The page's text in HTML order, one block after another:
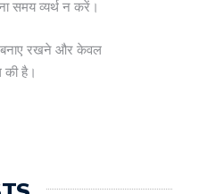
समय व्यर्थ न करें।
बनाए रखने और केवल
है।